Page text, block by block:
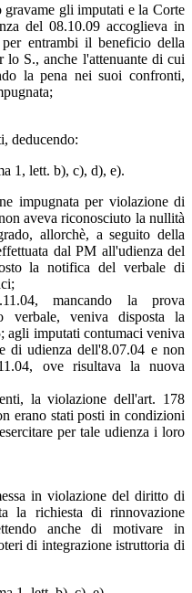
gravame gli imputati e la Corte
del 08.10.09 accoglieva in
entrambi il beneficio della
lo S., anche l'attenuante di cui
la pena nei suoi confronti,
deducendo:
1, lett. b), c), d), e).
impugnata per violazione di
aveva riconosciuto la nullità
allorchè, a seguito della
dal PM all'udienza del
la notifica del verbale di
mancando la prova
verbale, veniva disposta la
agli imputati contumaci veniva
di udienza dell'8.07.04 e non
ove risultava la nuova
la violazione dell'art. 178
erano stati posti in condizioni
per tale udienza i loro
in violazione del diritto di
la richiesta di rinnovazione
anche di motivare in
di integrazione istruttoria di